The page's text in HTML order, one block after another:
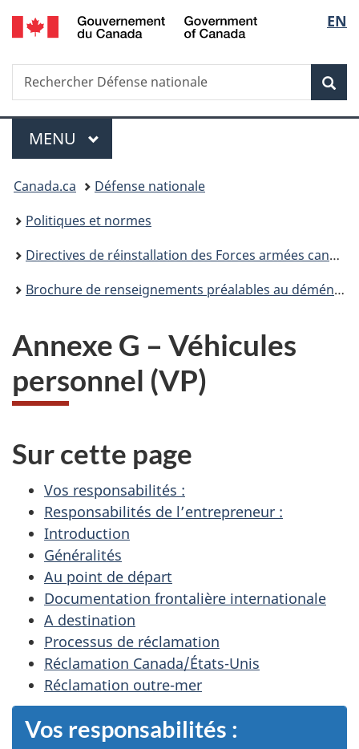
Passer
au
principal
Passer
à
Au
du
Passer
au
de
section
Passer
à
version
simplifiée
de
la
EN
Recherche
Rechercher
Défense
Menu
MENU PRINCIPAL
Vous
êtes
ici :
Canada.ca
Défense nationale
Politiques et normes
Directives de réinstallation des Forces armées canadiennes
Brochure de renseignements préalables au déménagement
Annexe G – Véhicules
personnel (VP)
Sur cette page
Vos responsabilités :
Responsabilités de l’entrepreneur :
Introduction
Généralités
Au point de départ
Documentation frontalière internationale
A destination
Processus de réclamation
Réclamation Canada/États-Unis
Réclamation outre-mer
Vos responsabilités :